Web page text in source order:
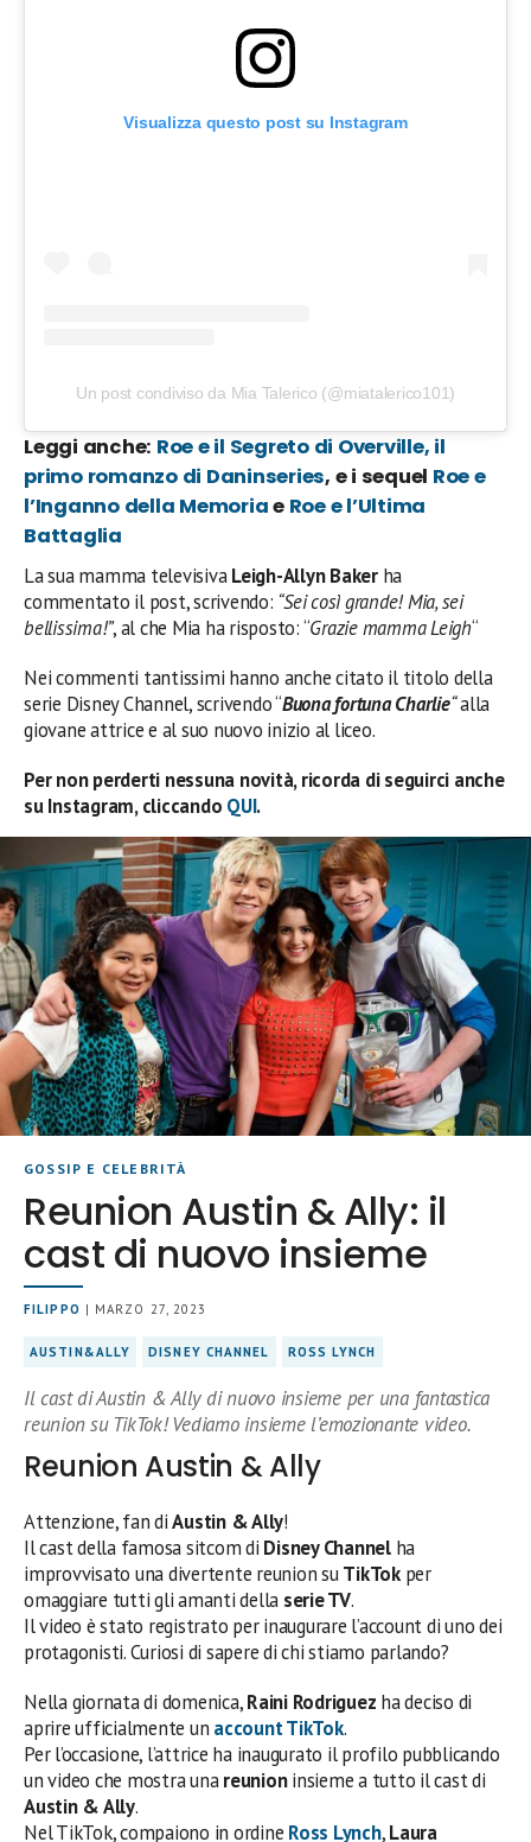
Visualizza questo post su Instagram
Un post condiviso da Mia Talerico (@miatalerico101)
Leggi anche: Roe e il Segreto di Overville, il
primo romanzo di Daninseries, e i sequel Roe e
l’Inganno della Memoriae Roe e l’Ultima
Battaglia
La sua mamma televisivaLeigh-Allyn Bakerha
commentato il post, scrivendo: “Sei così grande! Mia, sei
bellissima!”, al che Mia ha risposto: “Grazie mamma Leigh“
Nei commenti tantissimi hanno anche citato il titolo della
serie Disney Channel, scrivendo “Buona fortuna Charlie“alla
giovane attrice e al suo nuovo inizio al liceo.
Per non perderti nessuna novità, ricorda di seguirci anche
su Instagram, cliccando QUI.
GOSSIP E CELEBRITÀ
Reunion Austin & Ally: il
cast di nuovo insieme
FILIPPO | MARZO 27, 2023
AUSTIN&ALLY DISNEY CHANNEL ROSS LYNCH
Il cast di Austin & Ally di nuovo insieme per una fantastica
reunion su TikTok! Vediamo insieme l’emozionante video.
Reunion Austin & Ally
Attenzione, fan diAustin & Ally!
Il cast della famosa sitcom di Disney Channelha
improvvisato una divertente reunion suTikTokper
omaggiare tutti gli amanti della serie TV.
Il video è stato registrato per inaugurare l’account di uno dei
protagonisti. Curiosi di sapere di chi stiamo parlando?
Nella giornata di domenica,Raini Rodriguez ha deciso di
aprire ufficialmente un accountTikTok.
Per l’occasione, l’attrice ha inaugurato il profilo pubblicando
un video che mostra unareunioninsieme a tutto il cast di
Austin & Ally.
Nel TikTok, compaiono in ordine Ross Lynch,Laura